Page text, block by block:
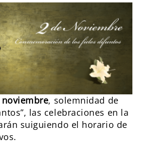
noviembre, solemnidad de
las celebraciones en la
suiguiendo el horario de